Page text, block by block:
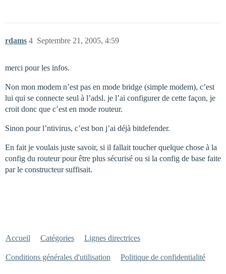
rdams Septembre 21, 2005, 4:59
4
merci pour les infos.
Non mon modem n’est pas en mode bridge (simple modem), c’est
lui qui se connecte seul à l’adsl. je l’ai configurer de cette façon, je
croit donc que c’est en mode routeur.
Sinon pour l’ntivirus, c’est bon j’ai déjà bitdefender.
En fait je voulais juste savoir, si il fallait toucher quelque chose à la
config du routeur pour être plus sécurisé ou si la config de base faite
par le constructeur suffisait.
Accueil Catégories Lignes directrices
Conditions générales d'utilisation Politique de confidentialité